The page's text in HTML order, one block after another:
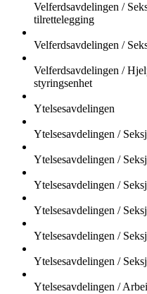
Velferdsavdelingen /
tilrettelegging
Velferdsavdelingen /
Velferdsavdelingen /
styringsenhet
Ytelsesavdelingen
Ytelsesavdelingen /
Ytelsesavdelingen /
Ytelsesavdelingen /
Ytelsesavdelingen /
Ytelsesavdelingen /
Ytelsesavdelingen /
Ytelsesavdelingen /